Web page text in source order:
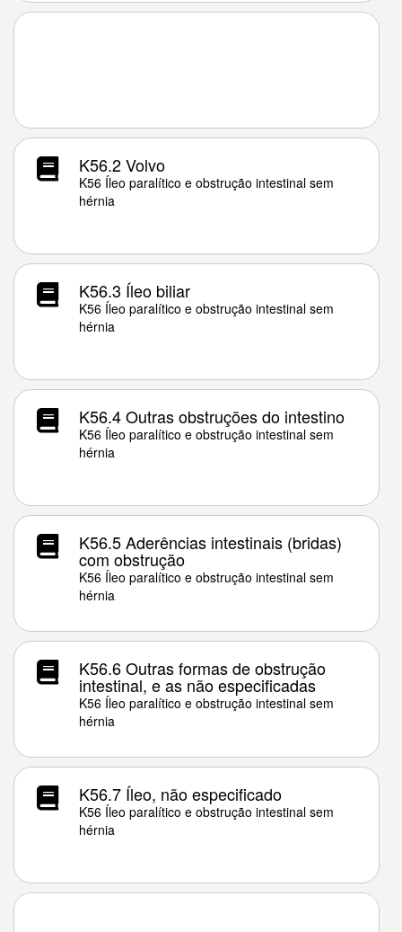
K56.2 Volvo
K56 Íleo paralítico e obstrução intestinal sem
hérnia
K56.3 Íleo biliar
K56 Íleo paralítico e obstrução intestinal sem
hérnia
K56.4 Outras obstruções do intestino
K56 Íleo paralítico e obstrução intestinal sem
hérnia
K56.5 Aderências intestinais (bridas)
com obstrução
K56 Íleo paralítico e obstrução intestinal sem
hérnia
K56.6 Outras formas de obstrução
intestinal, e as não especificadas
K56 Íleo paralítico e obstrução intestinal sem
hérnia
K56.7 Íleo, não especificado
K56 Íleo paralítico e obstrução intestinal sem
hérnia